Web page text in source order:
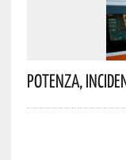
Potenza,